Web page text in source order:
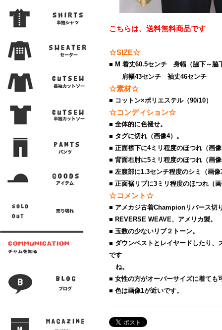
こちらは、送料無料商品です
☆SIZE☆
■ M 着丈60.5センチ 身幅（脇下～脇
肩幅43センチ 袖丈46センチ
☆素材☆
■ コットン×ポリエステル（90/10）
☆コンディション☆
■ 全体的に色褪せ。
■ タグに切れ（画像4）。
■ 正面襟下に4ミリ程度のほつれ（画
■ 背面右肘に5ミリ程度のほつれ（画
■ 左腹部に1.3センチ程度のシミ（画像
■ 正面裾リブに3ミリ程度のほつれ（
☆コメント☆
■ アメカジ古着Championリバース切
■ REVERSE WEAVE、アメリカ製。
■ 玉数の少ないリブ２トーン。
■ ダウンベストとレイヤードしたり、
です
ね。
■ 女性の方がオーバーサイズに着ても
■ 色は画像1が近いです。